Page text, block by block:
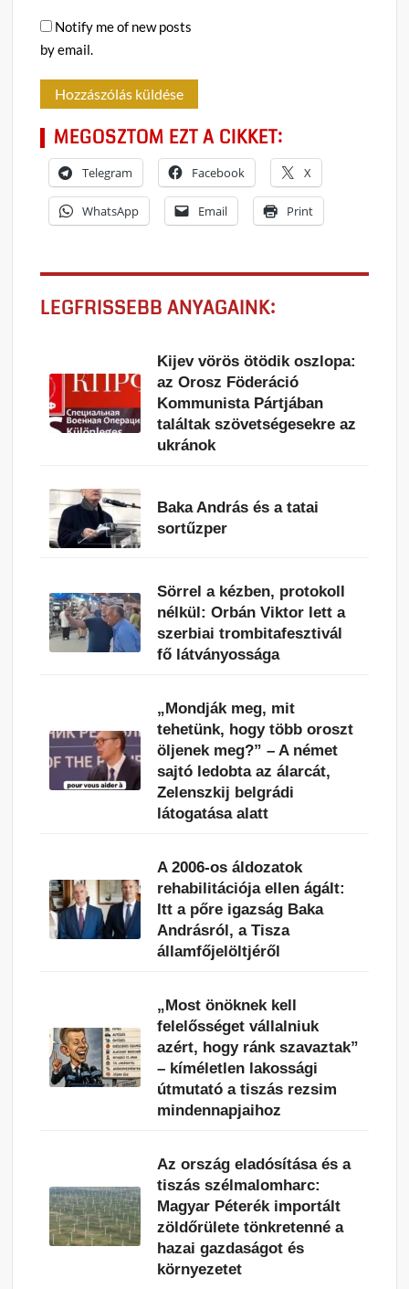
Notify me of new posts
by email.
MEGOSZTOM EZT A CIKKET:
Telegram Facebook X
WhatsApp Email Print
LEGFRISSEBB ANYAGAINK:
Kijev vörös ötödik oszlopa:
az Orosz Föderáció
Kommunista Pártjában
találtak szövetségesekre az
ukránok
Baka András és a tatai
sortűzper
Sörrel a kézben, protokoll
nélkül: Orbán Viktor lett a
szerbiai trombitafesztivál
fő látványossága
„Mondják meg, mit
tehetünk, hogy több oroszt
öljenek meg?” – A német
sajtó ledobta az álarcát,
Zelenszkij belgrádi
látogatása alatt
A 2006-os áldozatok
rehabilitációja ellen ágált:
Itt a pőre igazság Baka
Andrásról, a Tisza
államfőjelöltjéről
„Most önöknek kell
felelősséget vállalniuk
azért, hogy ránk szavaztak”
– kíméletlen lakossági
útmutató a tiszás rezsim
mindennapjaihoz
Az ország eladósítása és a
tiszás szélmalomharc:
Magyar Péterék importált
zöldőrülete tönkretenné a
hazai gazdaságot és
környezetet